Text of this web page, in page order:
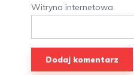
Witryna internetowa